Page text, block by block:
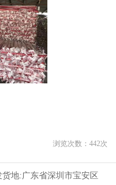
浏览次数： 442次
货地:广东省深圳市宝安区